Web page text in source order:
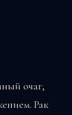
очаг,
Рак